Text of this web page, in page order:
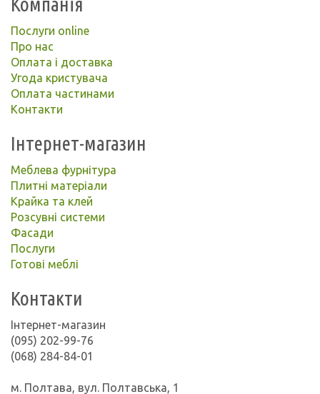
Послуги online
Про нас
Оплата і доставка
Угода кристувача
Оплата частинами
Контакти
Інтернет-магазин
Меблева фурнітура
Плитні матеріали
Крайка та клей
Розсувні системи
Фасади
Послуги
Готові меблі
Контакти
Інтернет-магазин
(095) 202-99-76
(068) 284-84-01
м. Полтава, вул. Полтавська, 1